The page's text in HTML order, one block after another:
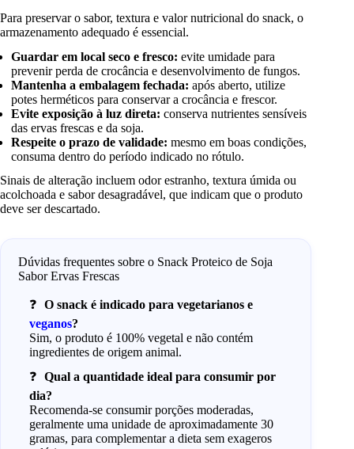
Para preservar o sabor, textura e valor nutricional do snack, o
armazenamento adequado é essencial.
Guardar em local seco e fresco: evite umidade para
prevenir perda de crocância e desenvolvimento de fungos.
Mantenha a embalagem fechada: após aberto, utilize
potes herméticos para conservar a crocância e frescor.
Evite exposição à luz direta: conserva nutrientes sensíveis
das ervas frescas e da soja.
Respeite o prazo de validade: mesmo em boas condições,
consuma dentro do período indicado no rótulo.
Sinais de alteração incluem odor estranho, textura úmida ou
acolchoada e sabor desagradável, que indicam que o produto
deve ser descartado.
Dúvidas frequentes sobre o Snack Proteico de Soja
Sabor Ervas Frescas
O snack é indicado para vegetarianos e
veganos?
Sim, o produto é 100% vegetal e não contém
ingredientes de origem animal.
Qual a quantidade ideal para consumir por
dia?
Recomenda-se consumir porções moderadas,
geralmente uma unidade de aproximadamente 30
gramas, para complementar a dieta sem exageros